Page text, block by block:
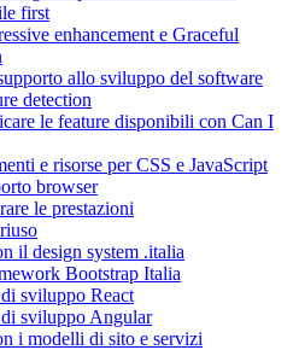
first
enhancement e Graceful
allo sviluppo del software
detection
le feature disponibili con Can I
e risorse per CSS e JavaScript
browser
le prestazioni
il design system .italia
Bootstrap Italia
sviluppo React
sviluppo Angular
i modelli di sito e servizi